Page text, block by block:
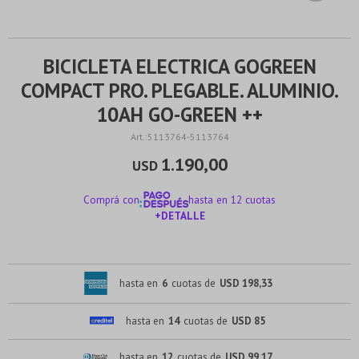
BICICLETA ELECTRICA GOGREEN
COMPACT PRO. PLEGABLE. ALUMINIO.
10AH GO-GREEN ++
5113764-5113764
USD 1.190,00
Comprá con
hasta en 12 cuotas
+DETALLE
hasta en 6 cuotas de USD 198,33
hasta en 14 cuotas de USD 85